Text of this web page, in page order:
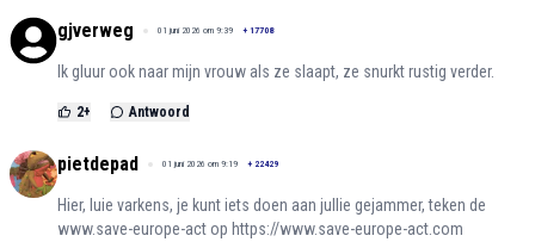
gjverweg 01 juni 2026 om 9:39 + 17708
Ik gluur ook naar mijn vrouw als ze slaapt, ze snurkt rustig verder.
2+ Antwoord
pietdepad 01 juni 2026 om 9:19 + 22429
Hier, luie varkens, je kunt iets doen aan jullie gejammer, teken de
www.save-europe-act op https://www.save-europe-act.com